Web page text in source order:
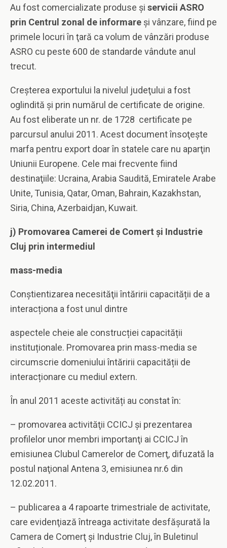
Au fost comercializate produse şi servicii ASRO
prin Centrul zonal de informare şi vânzare, fiind pe
primele locuri în ţară ca volum de vânzări produse
ASRO cu peste 600 de standarde vândute anul
trecut.
Creşterea exportului la nivelul judeţului a fost
oglindită şi prin numărul de certificate de origine.
Au fost eliberate un nr. de 1728 certificate pe
parcursul anului 2011. Acest document însoţeşte
marfa pentru export doar în statele care nu aparţin
Uniunii Europene. Cele mai frecvente fiind
destinaţiile: Ucraina, Arabia Saudită, Emiratele Arabe
Unite, Tunisia, Qatar, Oman, Bahrain, Kazakhstan,
Siria, China, Azerbaidjan, Kuwait.
j) Promovarea Camerei de Comert şi Industrie
Cluj prin intermediul
mass-media
Conştientizarea necesităţii întăririi capacității de a
interacționa a fost unul dintre
aspectele cheie ale construcției capacității
instituționale. Promovarea prin mass-media se
circumscrie domeniului întăririi capacității de
interacționare cu mediul extern.
În anul 2011 aceste activități au constat în:
– promovarea activităţii CCICJ şi prezentarea
profilelor unor membri importanţi ai CCICJ în
emisiunea Clubul Camerelor de Comerţ, difuzată la
postul naţional Antena 3, emisiunea nr.6 din
12.02.2011.
– publicarea a 4 rapoarte trimestriale de activitate,
care evidenţiază întreaga activitate desfăşurată la
Camera de Comerţ şi Industrie Cluj, în Buletinul